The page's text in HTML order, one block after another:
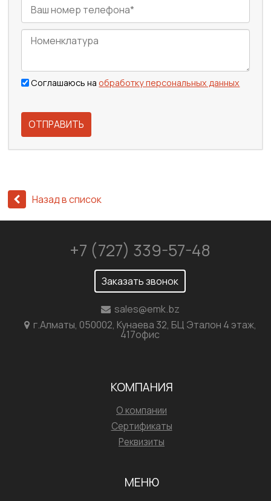
Соглашаюсь наобработку персональных данных
ОТПРАВИТЬ
Назад в список
+7 (727) 339-57-48
Заказать звонок
sales@emk.bz
г.Алматы, 050002, Кунаева 32, БЦ Эталон 4 этаж,
417офис
КОМПАНИЯ
О компании
Сертификаты
Реквизиты
МЕНЮ